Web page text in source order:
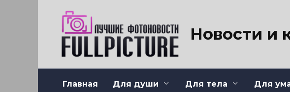
Новости и
Главная Для души Для тела Для